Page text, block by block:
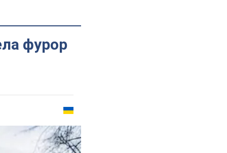
фурор